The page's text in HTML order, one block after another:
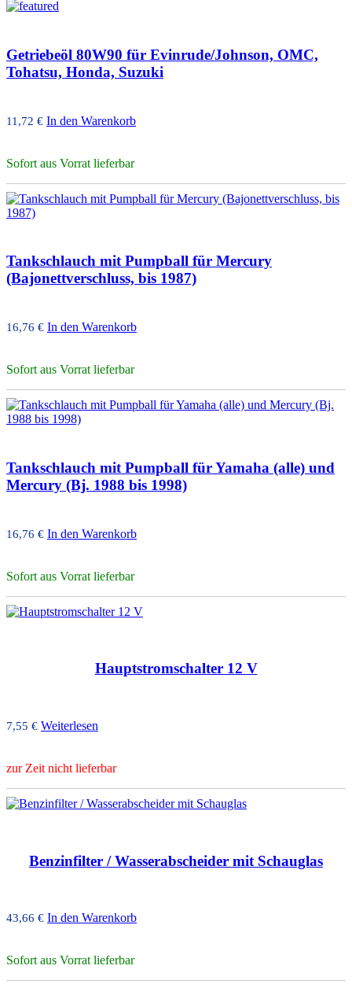
Getriebeöl 80W90 für Evinrude/Johnson, OMC,
Tohatsu, Honda, Suzuki
11,72 € In den Warenkorb
Sofort aus Vorrat lieferbar
Tankschlauch mit Pumpball für Mercury
(Bajonettverschluss, bis 1987)
16,76 € In den Warenkorb
Sofort aus Vorrat lieferbar
Tankschlauch mit Pumpball für Yamaha (alle) und
Mercury (Bj. 1988 bis 1998)
16,76 € In den Warenkorb
Sofort aus Vorrat lieferbar
Hauptstromschalter 12 V
7,55 € Weiterlesen
zur Zeit nicht lieferbar
Benzinfilter / Wasserabscheider mit Schauglas
43,66 € In den Warenkorb
Sofort aus Vorrat lieferbar